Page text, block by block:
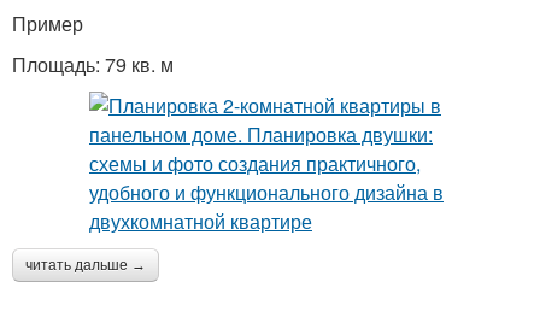
Пример
Площадь: 79 кв. м
читать дальше →